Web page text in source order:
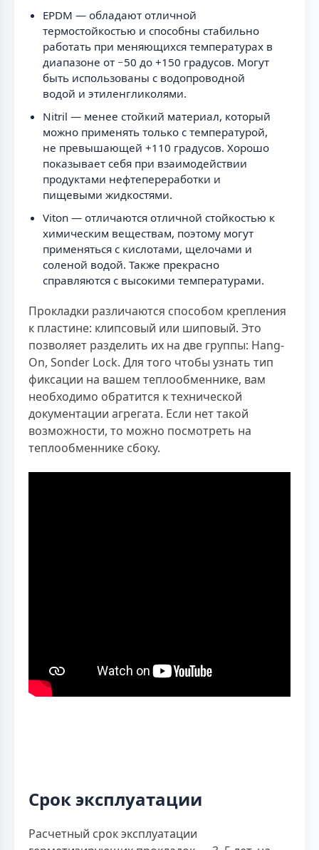
EPDM — обладают отличной
термостойкостью и способны стабильно
работать при меняющихся температурах в
диапазоне от −50 до +150 градусов. Могут
быть использованы с водопроводной
водой и этиленгликолями.
Nitril — менее стойкий материал, который
можно применять только с температурой,
не превышающей +110 градусов. Хорошо
показывает себя при взаимодействии
продуктами нефтепереработки и
пищевыми жидкостями.
Viton — отличаются отличной стойкостью к
химическим веществам, поэтому могут
применяться с кислотами, щелочами и
соленой водой. Также прекрасно
справляются с высокими температурами.
Прокладки различаются способом крепления
к пластине: клипсовый или шиповый. Это
позволяет разделить их на две группы: Hang-
On, Sonder Lock. Для того чтобы узнать тип
фиксации на вашем теплообменнике, вам
необходимо обратится к технической
документации агрегата. Если нет такой
возможности, то можно посмотреть на
теплообменнике сбоку.
Срок эксплуатации
Расчетный срок эксплуатации